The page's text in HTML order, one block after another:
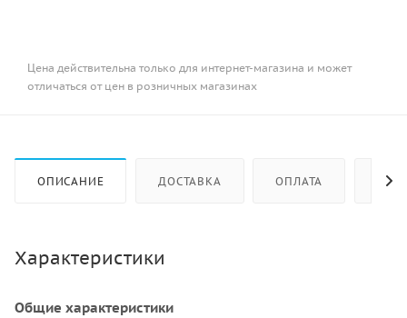
Цена действительна только для интернет-магазина и может
отличаться от цен в розничных магазинах
ОПИСАНИЕ ДОСТАВКА ОПЛАТА
Характеристики
Общие характеристики